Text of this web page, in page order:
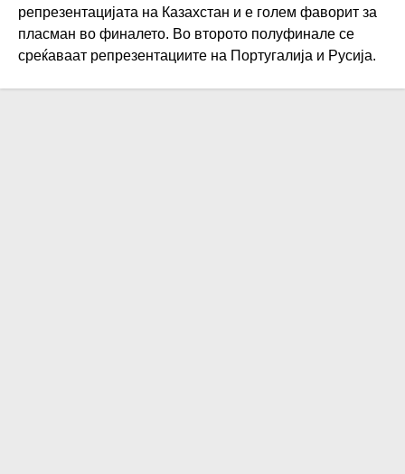
репрезентацијата на Казахстан и е голем фаворит за
пласман во финалето. Во второто полуфинале се
среќаваат репрезентациите на Португалија и Русија.